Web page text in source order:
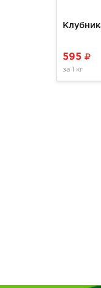
595
за 1 кг